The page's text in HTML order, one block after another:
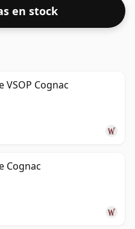
en stock
VSOP Cognac
Cognac